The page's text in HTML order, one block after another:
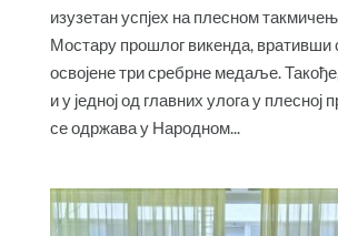
изузетан успјех на плесном
Мостару прошлог викенда, вративши
освојене три сребрне медаље.
и у једној од главних улога у плесној
се одржава у Народном...